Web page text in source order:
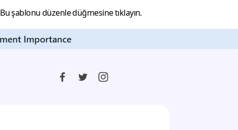
Bu şablonu düzenledüğmesine tıklayın.